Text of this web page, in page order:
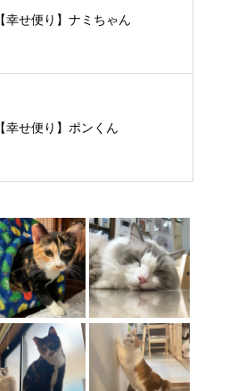
【幸せ便り】ナミちゃん
【幸せ便り】ポンくん
【里親様募集中】スンスンちゃん
【里親様募集中】タルトくん